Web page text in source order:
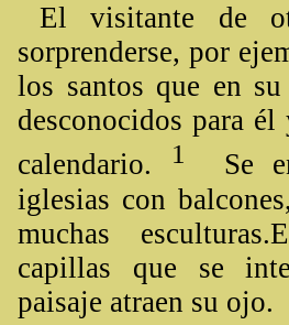
El visitante de
sorprenderse, por
los santos que en
desconocidos para
calendario.
1 Se
iglesias con
muchas
capillas que se
paisaje atraen su ojo.